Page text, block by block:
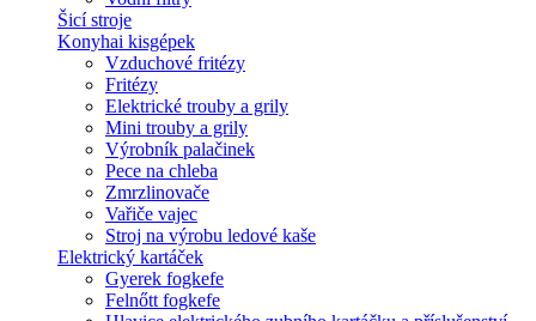
Šicí stroje
Konyhai kisgépek
Vzduchové fritézy
Fritézy
Elektrické trouby a grily
Mini trouby a grily
Výrobník palačinek
Pece na chleba
Zmrzlinovače
Vařiče vajec
Stroj na výrobu ledové kaše
Elektrický kartáček
Gyerek fogkefe
Felnőtt fogkefe